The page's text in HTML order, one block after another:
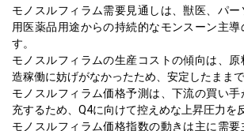
モノスルフィラム需要見通しは、獣医、パ
用医薬品用途からの持続的なモンスーン主導
す。
モノスルフィラムの生産コストの傾向は、
造稼働に妨げがなかったため、安定したままで
モノスルフィラム価格予測は、下流の買い
充するため、Q4に向けて控えめな上昇圧力を
モノスルフィラム価格指数の動きは主に需